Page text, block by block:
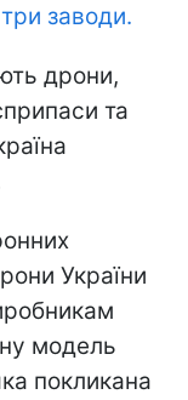
заводи.
дрони,
та
України
модель
покликана